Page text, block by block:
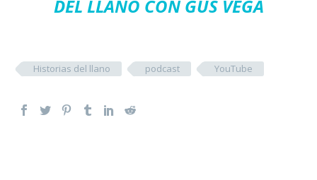
DEL LLANO CON GUS VEGA
Historias del llano podcast YouTube